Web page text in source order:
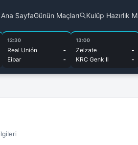
Ana SayfaGünün Maçları Kulüp Hazırlık
12:30
Real Unión
-
Eibar
-
13:00
Zelzate
-
KRC Genk II
-